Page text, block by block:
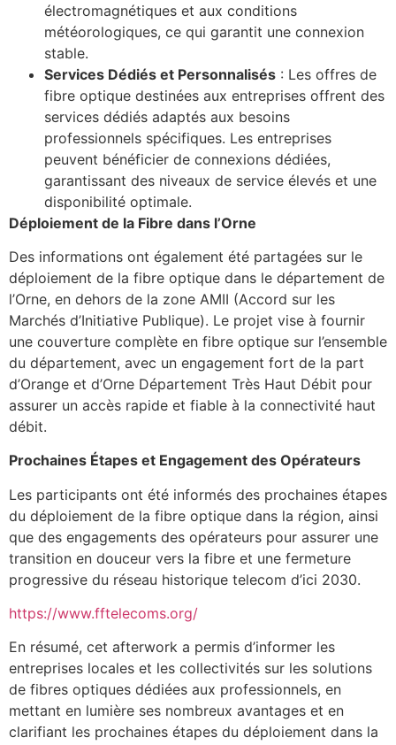
électromagnétiques et aux conditions
météorologiques, ce qui garantit une connexion
stable.
Services Dédiés et Personnalisés : Les offres de
fibre optique destinées aux entreprises offrent des
services dédiés adaptés aux besoins
professionnels spécifiques. Les entreprises
peuvent bénéficier de connexions dédiées,
garantissant des niveaux de service élevés et une
disponibilité optimale.
Déploiement de la Fibre dans l’Orne
Des informations ont également été partagées sur le
déploiement de la fibre optique dans le département de
l’Orne, en dehors de la zone AMII (Accord sur les
Marchés d’Initiative Publique). Le projet vise à fournir
une couverture complète en fibre optique sur l’ensemble
du département, avec un engagement fort de la part
d’Orange et d’Orne Département Très Haut Débit pour
assurer un accès rapide et fiable à la connectivité haut
débit.
Prochaines Étapes et Engagement des Opérateurs
Les participants ont été informés des prochaines étapes
du déploiement de la fibre optique dans la région, ainsi
que des engagements des opérateurs pour assurer une
transition en douceur vers la fibre et une fermeture
progressive du réseau historique telecom d’ici 2030.
https://www.fftelecoms.org/
En résumé, cet afterwork a permis d’informer les
entreprises locales et les collectivités sur les solutions
de fibres optiques dédiées aux professionnels, en
mettant en lumière ses nombreux avantages et en
clarifiant les prochaines étapes du déploiement dans la